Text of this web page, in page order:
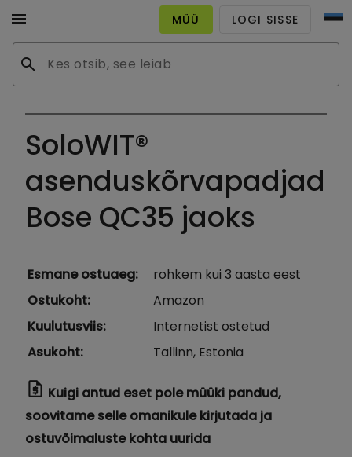
menu
search
MÜÜ LOGI SISSE
SoloWIT®
asenduskõrvapadjad
Bose QC35 jaoks
Esmane ostuaeg:
rohkem kui 3 aasta eest
Ostukoht:
Amazon
Kuulutusviis:
Internetist ostetud
Asukoht: Tallinn, Estonia
request_quote Kuigi antud eset pole müüki pandud,
soovitame selle omanikule kirjutada ja
ostuvõimaluste kohta uurida